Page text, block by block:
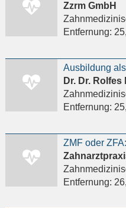
Zzrm GmbH
Entfernung:
Dr. Dr.
Entfernung:
ZMF oder
Entfernung: